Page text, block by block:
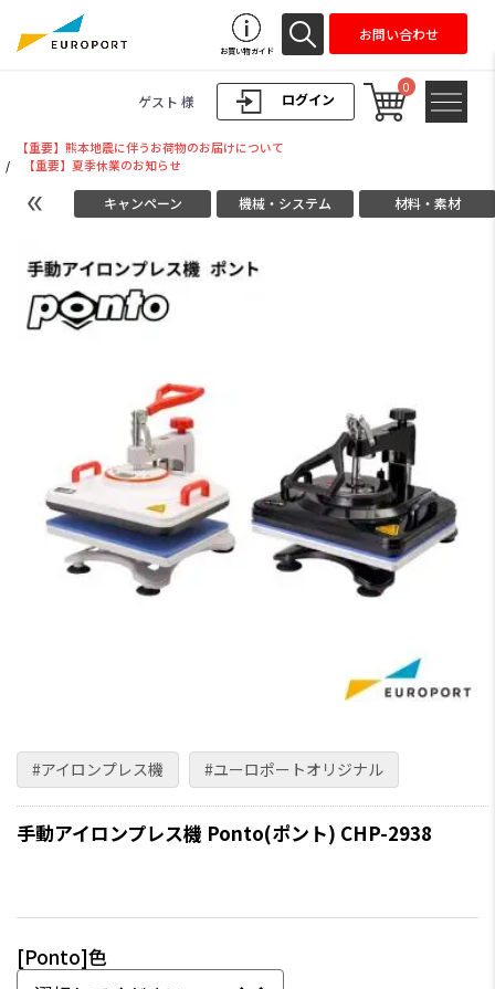
ログイン
ゲスト 様
0
お買い物ガイド
お問い合わせ
【重要】熊本地震に伴うお荷物のお届けについて
/
【重要】夏季休業のお知らせ
キャンペーン 機械・システム 材料・素材
#アイロンプレス機 #ユーロポートオリジナル
手動アイロンプレス機 Ponto(ポント) CHP-2938
[Ponto]色